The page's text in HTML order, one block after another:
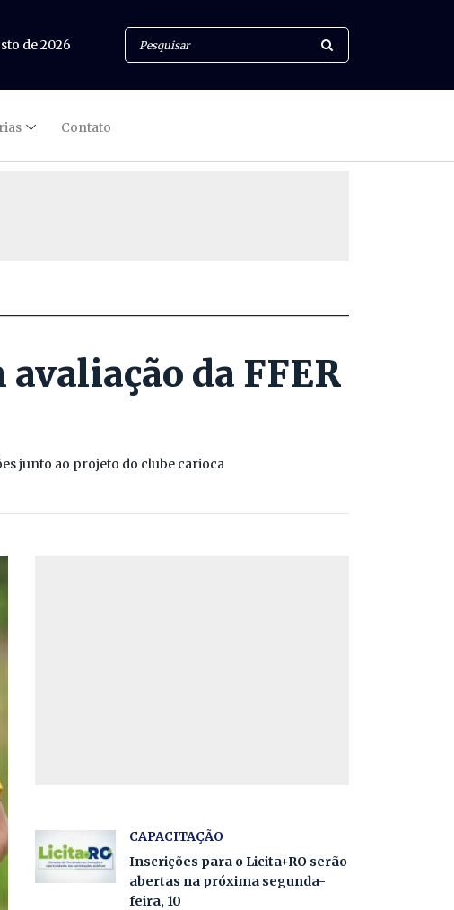
de 2026
Contato
da FFER
junto ao projeto do clube carioca
CAPACITAÇÃO
Inscrições para o Licita+RO serão
abertas na próxima segunda-
feira, 10